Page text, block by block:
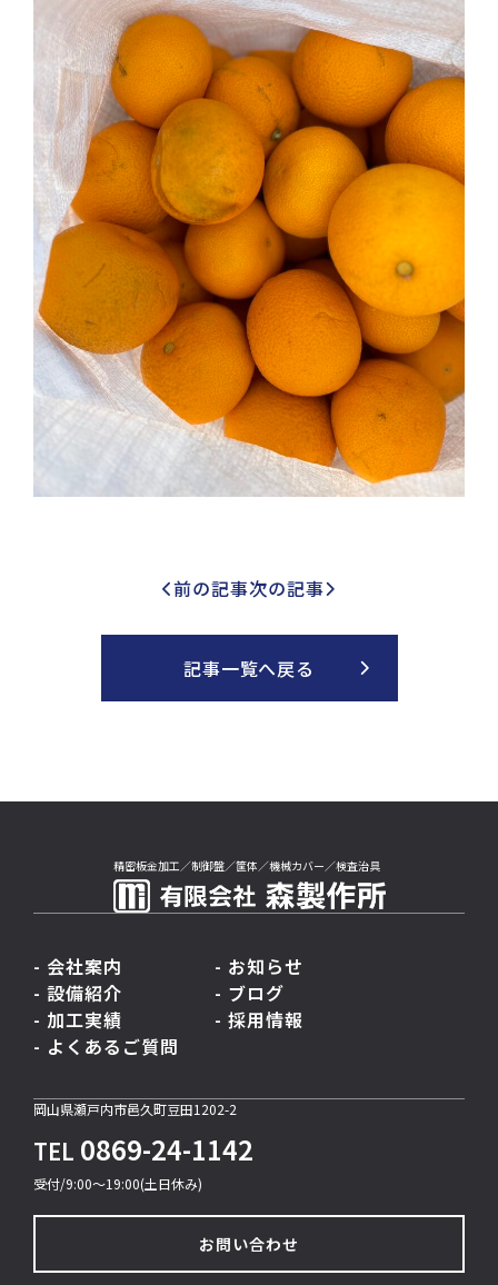
前の記事次の記事
記事一覧へ戻る
精密板金加工／制御盤／筐体／機械カバー／検査治具
- 会社案内
- お知らせ
- 設備紹介
- ブログ
- 加工実績
- 採用情報
- よくあるご質問
岡山県瀬戸内市邑久町豆田1202-2
TEL 0869-24-1142
受付/9:00〜19:00(土日休み)
お問い合わせ